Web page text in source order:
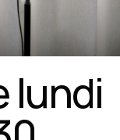
lundi